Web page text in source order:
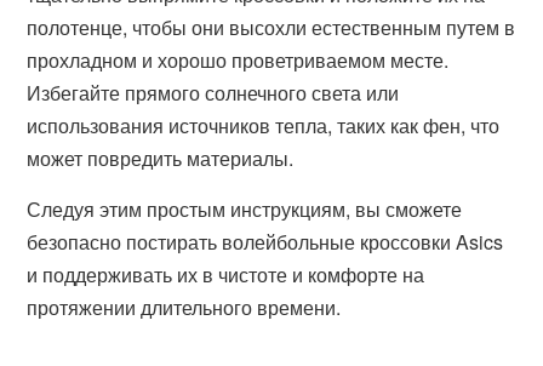
полотенце, чтобы они высохли естественным путем в
прохладном и хорошо проветриваемом месте.
Избегайте прямого солнечного света или
использования источников тепла, таких как фен, что
может повредить материалы.
Следуя этим простым инструкциям, вы сможете
безопасно постирать волейбольные кроссовки Asics
и поддерживать их в чистоте и комфорте на
протяжении длительного времени.